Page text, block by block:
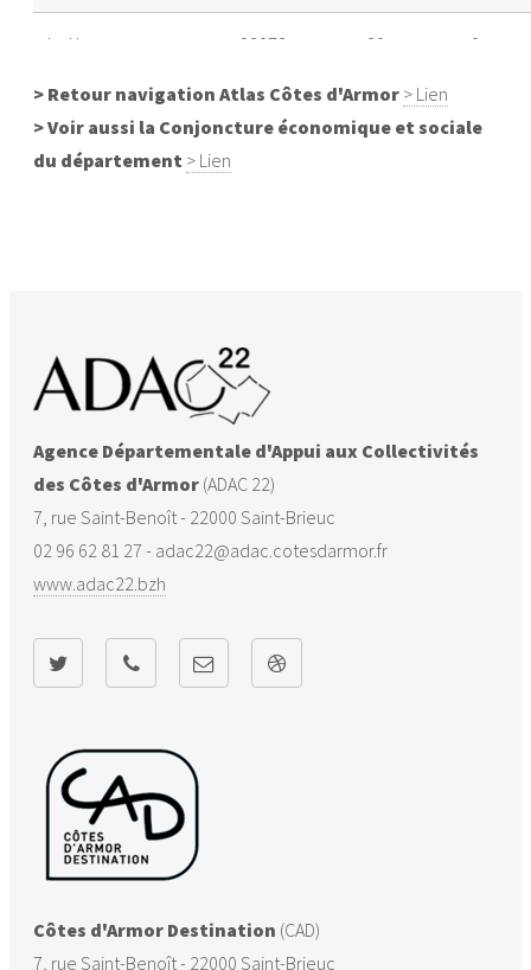
La Harmoye 22073 20 0
Hillion 22081 1677
Lanfains
Le Leslay 22126
22144
Plaine-Haute 22170
Plaintel 22171 3749
Plérin 22187
L'Hermitage
Ploufragan
Pordic 22251
> Retour navigation Atlas Côtes d'Armor > Lien
> Voir aussi la Conjoncture économique et sociale
du département > Lien
Agence Départementale d'Appui aux Collectivités
des Côtes d'Armor (ADAC 22)
7, rue Saint-Benoît - 22000 Saint-Brieuc
02 96 62 81 27 - adac22@adac.cotesdarmor.fr
www.adac22.bzh
Côtes d'Armor Destination (CAD)
7, rue Saint-Benoît - 22000 Saint-Brieuc